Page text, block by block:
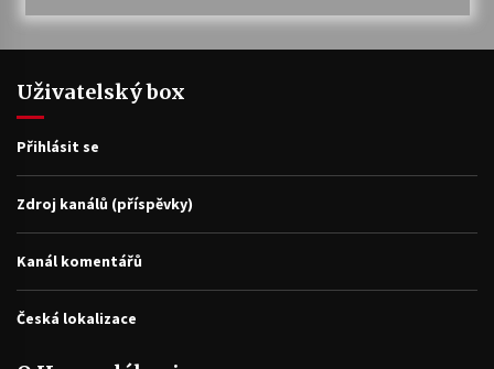
Uživatelský box
Přihlásit se
Zdroj kanálů (příspěvky)
Kanál komentářů
Česká lokalizace